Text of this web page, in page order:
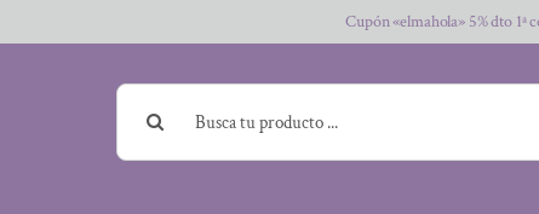
Cupón «elmahola» 5% dto
Buscar: